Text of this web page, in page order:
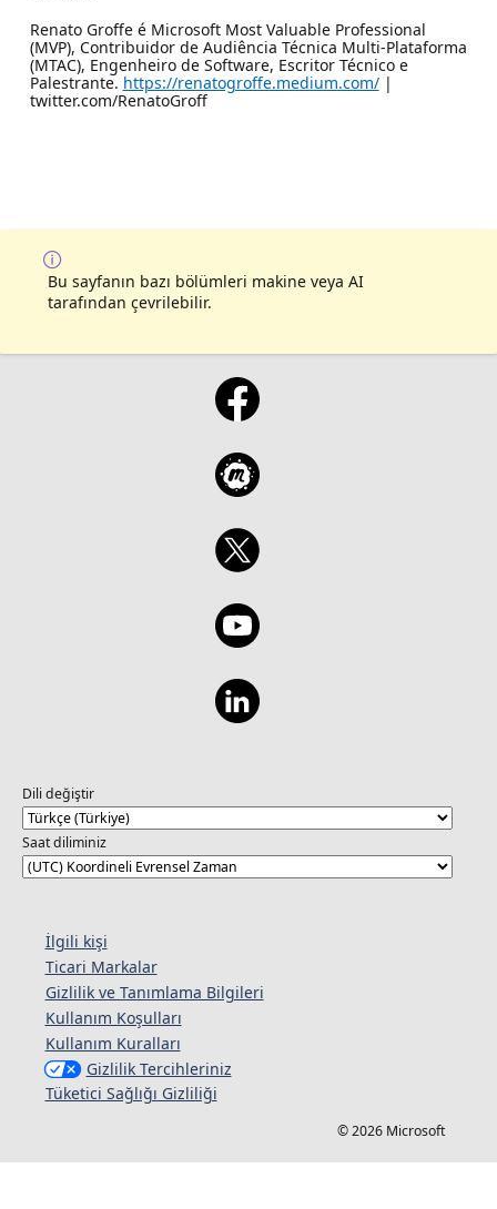
Renato Groffe é Microsoft Most Valuable Professional
(MVP), Contribuidor de Audiência Técnica Multi-Plataforma
(MTAC), Engenheiro de Software, Escritor Técnico e
Palestrante. https://renatogroffe.medium.com/|
twitter.com/RenatoGroff
Bu sayfanın bazı bölümleri makine veya AI
tarafından çevrilebilir.
Dili değiştir
Saat diliminiz
İlgili kişi
Ticari Markalar
Gizlilik ve Tanımlama Bilgileri
Kullanım Koşulları
Kullanım Kuralları
Gizlilik Tercihleriniz
Tüketici Sağlığı Gizliliği
© 2026 Microsoft